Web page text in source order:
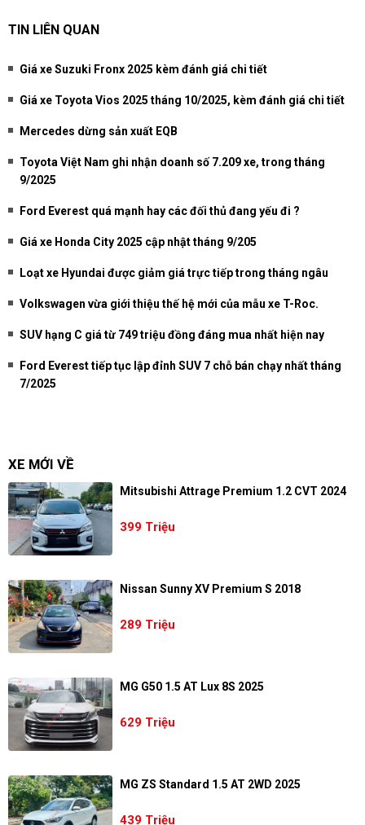
TIN LIÊN QUAN
Giá xe Suzuki Fronx 2025 kèm đánh giá chi tiết
Giá xe Toyota Vios 2025 tháng 10/2025, kèm đánh giá chi tiết
Mercedes dừng sản xuất EQB
Toyota Việt Nam ghi nhận doanh số 7.209 xe, trong tháng
9/2025
Ford Everest quá mạnh hay các đối thủ đang yếu đi ?
Giá xe Honda City 2025 cập nhật tháng 9/205
Loạt xe Hyundai được giảm giá trực tiếp trong tháng ngâu
Volkswagen vừa giới thiệu thế hệ mới của mẫu xe T-Roc.
SUV hạng C giá từ 749 triệu đồng đáng mua nhất hiện nay
Ford Everest tiếp tục lập đỉnh SUV 7 chỗ bán chạy nhất tháng
7/2025
XE MỚI VỀ
Mitsubishi Attrage Premium 1.2 CVT 2024
399 Triệu
Nissan Sunny XV Premium S 2018
289 Triệu
MG G50 1.5 AT Lux 8S 2025
629 Triệu
MG ZS Standard 1.5 AT 2WD 2025
439 Triệu